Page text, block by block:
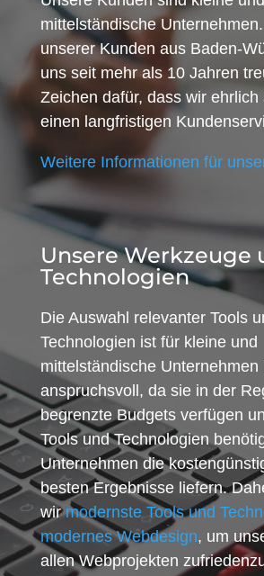
mittelständische
unserer Kunden aus Baden-
uns seit mehr als 10 Jahren
Zeichen dafür, dass wir ehrlich
einen langfristigen
Weitere Informationen für
Unsere Werkzeuge
Technologien
Die Auswahl relevanter Tools
Technologien ist für kleine und
mittelständische Unternehmen
anspruchsvoll, da sie in der
begrenzte Budgets verfügen
Tools und Technologien
Unternehmen die
besten Ergebnisse liefern.
wirmodernste Tools und
modernes Webdesign, um
allen Webprojekten